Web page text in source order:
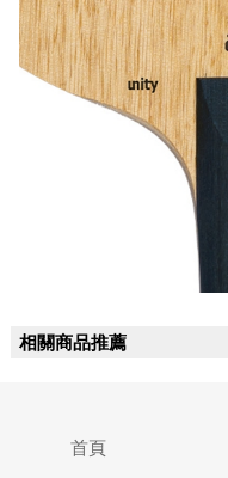
相關商品推薦
首頁